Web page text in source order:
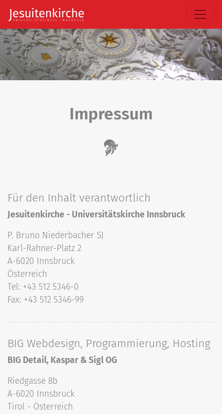
Impressum
Für den Inhalt verantwortlich
Jesuitenkirche - Universitätskirche Innsbruck
P. Bruno Niederbacher SJ
Karl-Rahner-Platz 2
A-6020 Innsbruck
Österreich
Tel: +43 512 5346-0
Fax: +43 512 5346-99
BIG Webdesign, Programmierung, Hosting
BIG Detail, Kaspar & Sigl OG
Riedgasse 8b
A-6020 Innsbruck
Tirol - Österreich